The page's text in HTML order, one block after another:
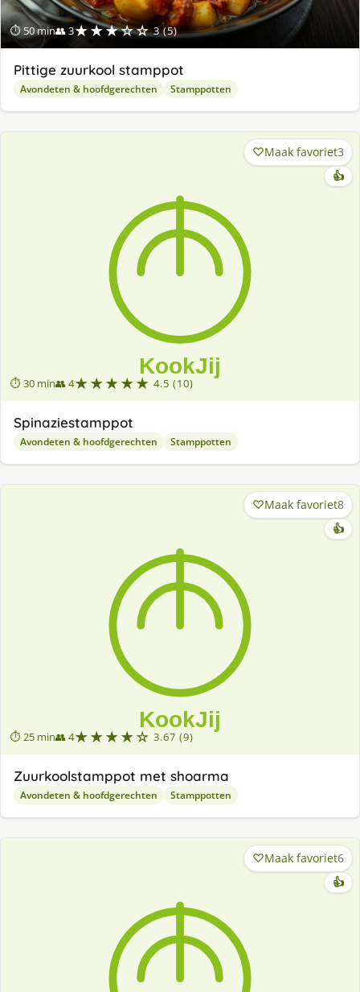
⏱ 50 min👥 3★★★☆☆ 3 (5)
Pittige zuurkool stamppot
Avondeten & hoofdgerechten Stamppotten
⏱ 30 min👥 4★★★★★ 4.5 (10)
Maak favoriet3
👍
Spinaziestamppot
Avondeten & hoofdgerechten Stamppotten
⏱ 25 min👥 4★★★★☆ 3.67 (9)
Maak favoriet8
👍
Zuurkoolstamppot met shoarma
Avondeten & hoofdgerechten Stamppotten
Maak favoriet6
👍